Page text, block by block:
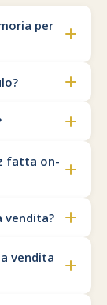
per
fatta on-
vendita?
vendita